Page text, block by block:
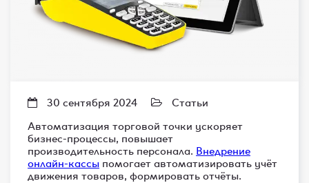
30 сентября 2024
Статьи
Автоматизация торговой точки ускоряет
бизнес-процессы, повышает
производительность персонала. Внедрение
онлайн-кассы помогает автоматизировать учёт
движения товаров, формировать отчёты.